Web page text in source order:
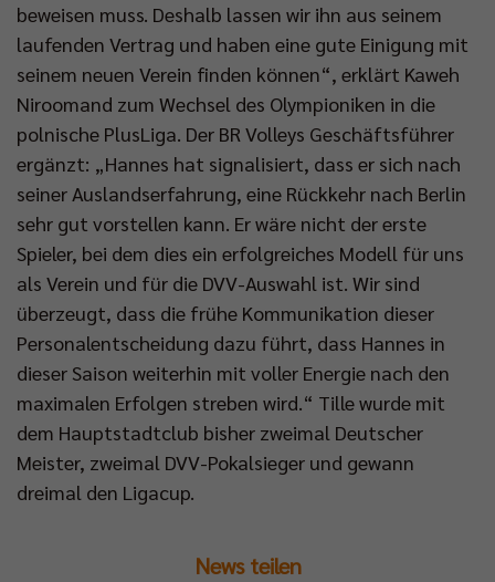
beweisen muss. Deshalb lassen wir ihn aus seinem
laufenden Vertrag und haben eine gute Einigung mit
seinem neuen Verein finden können“, erklärt Kaweh
Niroomand zum Wechsel des Olympioniken in die
polnische PlusLiga. Der BR Volleys Geschäftsführer
ergänzt: „Hannes hat signalisiert, dass er sich nach
seiner Auslandserfahrung, eine Rückkehr nach Berlin
sehr gut vorstellen kann. Er wäre nicht der erste
Spieler, bei dem dies ein erfolgreiches Modell für uns
als Verein und für die DVV-Auswahl ist. Wir sind
überzeugt, dass die frühe Kommunikation dieser
Personalentscheidung dazu führt, dass Hannes in
dieser Saison weiterhin mit voller Energie nach den
maximalen Erfolgen streben wird.“ Tille wurde mit
dem Hauptstadtclub bisher zweimal Deutscher
Meister, zweimal DVV-Pokalsieger und gewann
dreimal den Ligacup.
News teilen